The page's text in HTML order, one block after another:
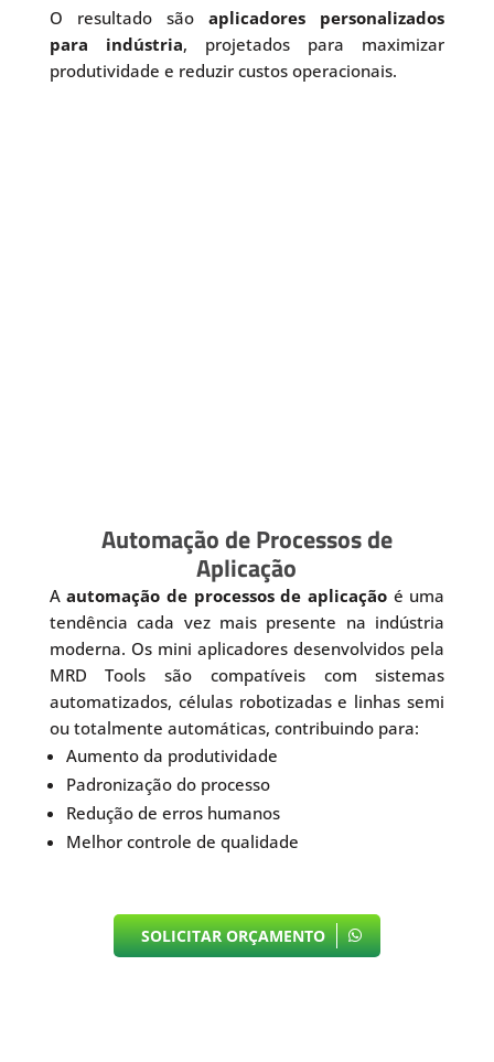
O resultado sãoaplicadores personalizados
para indústria, projetados para maximizar
produtividade e reduzir custos operacionais.
Automação de Processos de
Aplicação
Aautomação de processos de aplicaçãoé uma
tendência cada vez mais presente na indústria
moderna. Os mini aplicadores desenvolvidos pela
MRD Tools são compatíveis com sistemas
automatizados, células robotizadas e linhas semi
ou totalmente automáticas, contribuindo para:
Aumento da produtividade
Padronização do processo
Redução de erros humanos
Melhor controle de qualidade
SOLICITAR ORÇAMENTO